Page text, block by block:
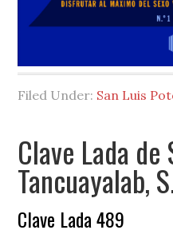
Filed Under: San Luis
Clave Lada
Tancuayalab,
Clave Lada 489